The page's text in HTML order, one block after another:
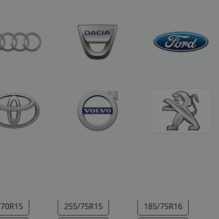
65R13 165/70R13
175/70R13
60R14 175/65R14
175/70R14
255/75R15
185/75R16